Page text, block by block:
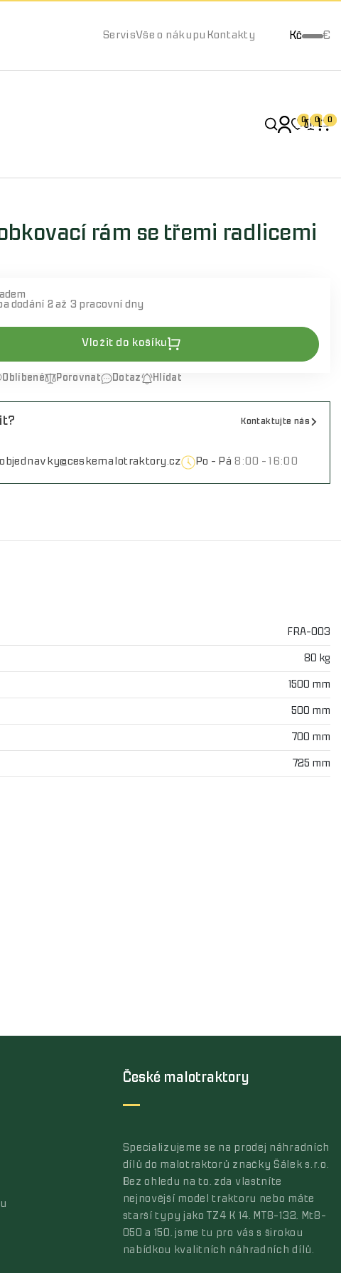
ServisVše o nákupu Kontakty Kč €
0 0 0
rám se třemi radlicemi
dodání 2 až 3 pracovní dny
Vložit do košíku
Oblíbené Porovnat Dotaz Hlídat
Kontaktujte nás
objednavky@ceskemalotraktory.cz Po - Pá 8:00 - 16:00
FRA-003
80 kg
1500 mm
500 mm
700 mm
725 mm
České malotraktory
Specializujeme se na prodej náhradních
dílů do malotraktorů značky Šálek s.r.o.
Bez ohledu na to, zda vlastníte
nejnovější model traktoru nebo máte
starší typy jako TZ4 K 14, MT8-132, Mt8-
050 a 150, jsme tu pro vás s širokou
nabídkou kvalitních náhradních dílů.